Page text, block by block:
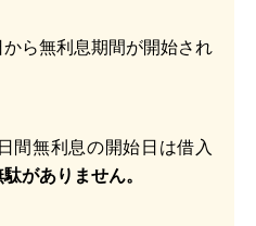
ら無利息期間が開始され
間無利息の開始日は借入
駄がありません。